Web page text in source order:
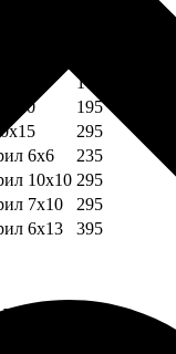
175
195
295
6х6
235
10х10 295
7х10
295
6х13
395